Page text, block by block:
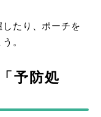
たり、ポーチを
。
予防処